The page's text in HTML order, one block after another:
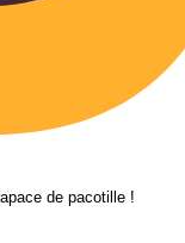
de pacotille !